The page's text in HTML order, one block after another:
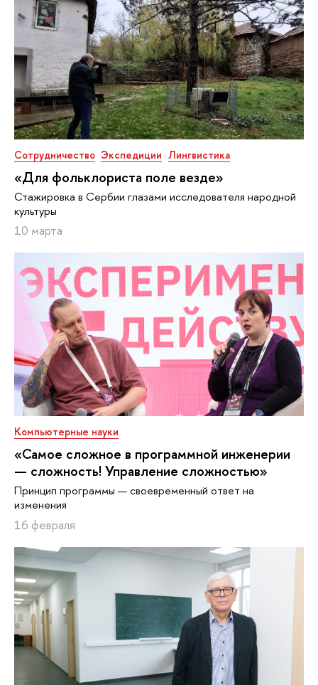
Сотрудничество Экспедиции Лингвистика
«Для фольклориста поле везде»
Стажировка в Сербии глазами исследователя народной
культуры
10 марта
Компьютерные науки
«Самое сложное в программной инженерии
— сложность! Управление сложностью»
Принцип программы — своевременный ответ на
изменения
16 февраля